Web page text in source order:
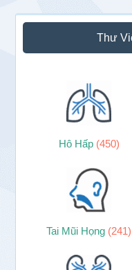
Sidebar
chính
Thư
Hô Hấp (450)
Tai Mũi Họng (241)